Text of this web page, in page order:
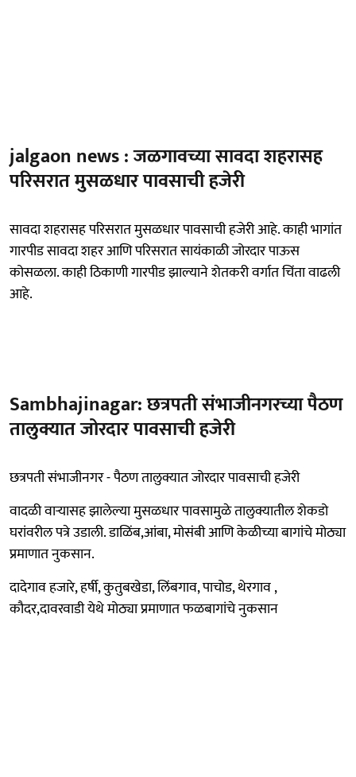
jalgaon news : जळगावच्या सावदा शहरासह
परिसरात मुसळधार पावसाची हजेरी
सावदा शहरासह परिसरात मुसळधार पावसाची हजेरी आहे. काही भागांत
गारपीड सावदा शहर आणि परिसरात सायंकाळी जोरदार पाऊस
कोसळला. काही ठिकाणी गारपीड झाल्याने शेतकरी वर्गात चिंता वाढली
आहे.
Sambhajinagar: छत्रपती संभाजीनगरच्या पैठण
तालुक्यात जोरदार पावसाची हजेरी
छत्रपती संभाजीनगर - पैठण तालुक्यात जोरदार पावसाची हजेरी
वादळी वाऱ्यासह झालेल्या मुसळधार पावसामुळे तालुक्यातील शेकडो
घरांवरील पत्रे उडाली. डाळिंब,आंबा, मोसंबी आणि केळीच्या बागांचे मोठ्या
प्रमाणात नुकसान.
दादेगाव हजारे, हर्षी, कुतुबखेडा, लिंबगाव, पाचोड, थेरगाव ,
कौदर,दावरवाडी येथे मोठ्या प्रमाणात फळबागांचे नुकसान